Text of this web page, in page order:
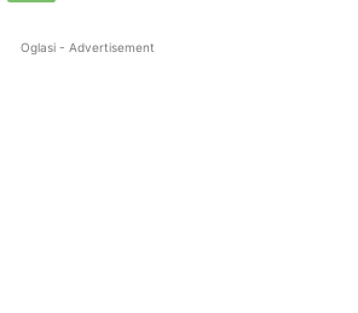
Oglasi - Advertisement